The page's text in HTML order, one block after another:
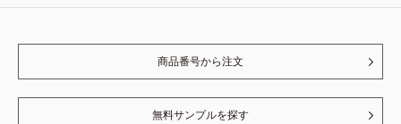
商品番号から注文
無料サンプルを探す